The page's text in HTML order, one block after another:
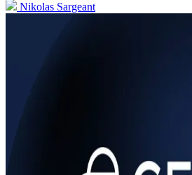
Nikolas Sargeant